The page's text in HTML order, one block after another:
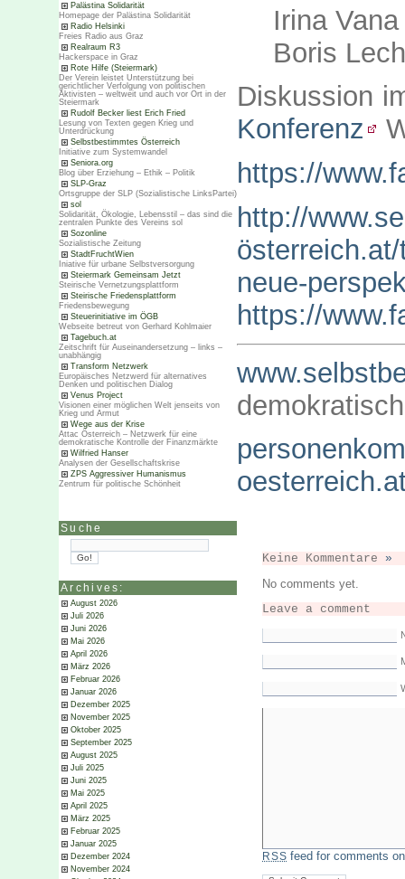
Palästina Solidarität
Homepage der Palästina Solidarität
Radio Helsinki
Freies Radio aus Graz
Realraum R3
Hackerspace in Graz
Rote Hilfe (Steiermark)
Der Verein leistet Unterstützung bei
gerichtlicher Verfolgung von politischen
Aktivisten – weltweit und auch vor Ort in der
Steiermark
Rudolf Becker liest Erich Fried
Lesung von Texten gegen Krieg und
Unterdrückung
Selbstbestimmtes Österreich
Initiative zum Systemwandel
Seniora.org
Blog über Erziehung – Ethik – Politik
SLP-Graz
Ortsgruppe der SLP (Sozialistische LinksPartei)
sol
Solidarität, Ökologie, Lebensstil – das sind die
zentralen Punkte des Vereins sol
Sozonline
Sozialistische Zeitung
StadtFruchtWien
Iniative für urbane Selbstversorgung
Steiermark Gemeinsam Jetzt
Steirische Vernetzungsplattform
Steirische Friedensplattform
Friedensbewegung
Steuerinitiative im ÖGB
Webseite betreut von Gerhard Kohlmaier
Tagebuch.at
Zeitschrift für Auseinandersetzung – links –
unabhängig
Transform Netzwerk
Europäisches Netzwerd für alternatives
Denken und politischen Dialog
Venus Project
Visionen einer möglichen Welt jenseits von
Krieg und Armut
Wege aus der Krise
Attac Österreich – Netzwerk für eine
demokratische Kontrolle der Finanzmärkte
Wilfried Hanser
Analysen der Gesellschaftskrise
ZPS Aggressiver Humanismus
Zentrum für politische Schönheit
Suche
Archives:
August 2026
Juli 2026
Juni 2026
Mai 2026
April 2026
März 2026
Februar 2026
Januar 2026
Dezember 2025
November 2025
Oktober 2025
September 2025
August 2025
Juli 2025
Juni 2025
Mai 2025
April 2025
März 2025
Februar 2025
Januar 2025
Dezember 2024
November 2024
Irina Vana
Boris
Diskussion
Konferenz
https://
http://
neue-
https://
Keine Kommentare »
No comments yet.
Leave a comment
RSS feed for comments